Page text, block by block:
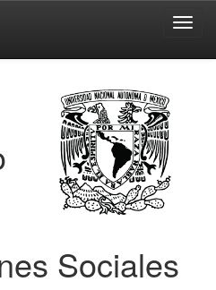
Sociales